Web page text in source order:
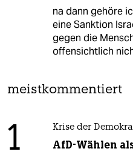
na dann gehöre
eine Sanktion
gegen die
offensichtlich
meistkommentiert
1 Krise der
AfD-Wählen